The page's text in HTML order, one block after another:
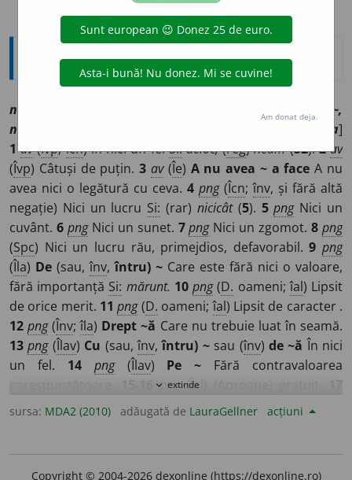
Explicative DEX
nim
ca, nem~,
nem
ne mica]
1 av(Îvp;îcn) În nici un felSi: deloc,(reg)neam(52).2 av
(Îvp) Câtuși de puțin.3 av(Îe) A nu avea ~ a face A nu
avea nici o legătură cu ceva. 4 png(Îcn;înv, și fără altă
negație) Nici un lucru Si: (rar) nicicât(5). 5 pngNici un
cuvânt. 6 pngNici un sunet. 7 pngNici un zgomot.8 png
(Spc) Nici un lucru rău, primejdios, defavorabil.9 png
(Îla) De (sau,înv,întru) ~ Care este fără nici o valoare,
fără importanță Si: mărunt. 10 png(D. oameni;îal) Lipsit
de orice merit. 11 png(D. oameni;îal) Lipsit de caracter .
12 png(Înv;îla) Drept ~ă Care nu trebuie luat în seamă.
13 png(Îlav) Cu (sau,înv,întru) ~sau (înv) de ~ă În nici
un fel. 14 png(Îlav) Pe ~ Fără contravaloarea
png(Îal
Îcr mai mult decât; îlav) Alt(a) ~(ă) sau ~(ă) alt(a)
expand_more extinde
sursa: MDA2 (2010) adăugată de LauraGellner acțiuni
Copyright © 2004-2026 dexonline (https://dexonline.ro)
Am donat deja.